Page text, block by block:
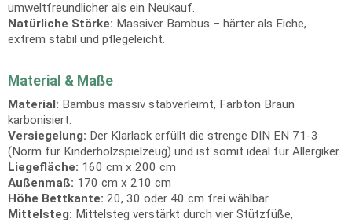
umweltfreundlicher als ein Neukauf.
Natürliche Stärke: Massiver Bambus – härter als Eiche,
extrem stabil und pflegeleicht.
Material & Maße
Material: Bambus massiv stabverleimt, Farbton Braun
karbonisiert.
Versiegelung: Der Klarlack erfüllt die strenge DIN EN 71-3
(Norm für Kinderholzspielzeug) und ist somit ideal für Allergiker.
Liegefläche: 160 cm x 200 cm
Außenmaß: 170 cm x 210 cm
Höhe Bettkante: 20, 30 oder 40 cm frei wählbar
Mittelsteg: Mittelsteg verstärkt durch vier Stützfüße,